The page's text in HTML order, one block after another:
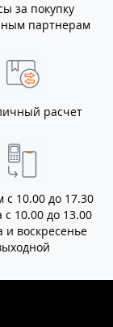
за покупку
партнерам
расчет
с 10.00 до 17.30
с 10.00 до 13.00
и воскресенье